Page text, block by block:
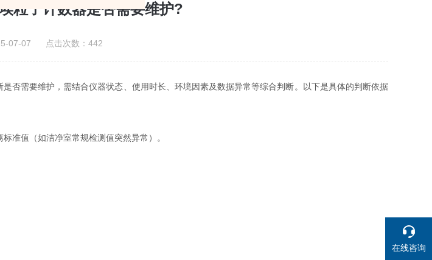
粒子计数器是否需要维护?
07-07 点击次数：442
需要维护，需结合仪器状态、使用时长、环境因素及数据异常等综合判断。以下是具体的判断依据
值（如洁净室常规检测值突然异常）。
在线咨询